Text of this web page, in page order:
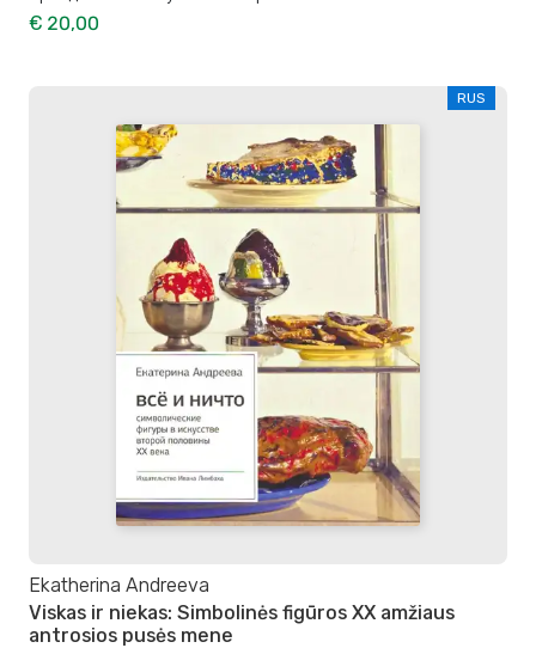
€ 20,00
RUS
Ekatherina Andreeva
Viskas ir niekas: Simbolinės figūros XX amžiaus
antrosios pusės mene